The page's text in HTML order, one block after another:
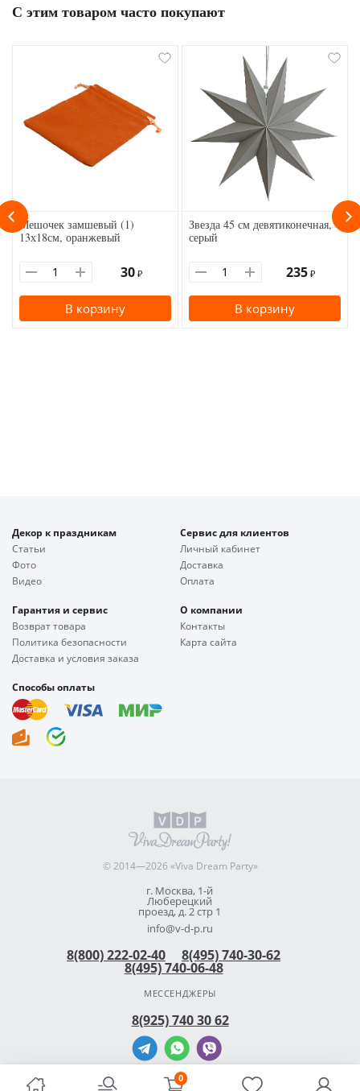
0
С этим товаром часто покупают
Мешочек замшевый (1)
13х18см, оранжевый
30 ₽
В корзину
Звезда 45 см девятиконечная,
серый
235 ₽
В корзину
Декор к праздникам
Статьи
Фото
Видео
Сервис для клиентов
Личный кабинет
Доставка
Оплата
Гарантия и сервис
Возврат товара
Политика безопасности
Доставка и условия заказа
О компании
Контакты
Карта сайта
Способы оплаты
© 2014—2026 «Viva Dream Party»
г. Москва, 1-й
Люберецкий
проезд, д. 2 стр 1
info@v-d-p.ru
8(800) 222-02-40 8(495) 740-30-62
8(495) 740-06-48
МЕССЕНДЖЕРЫ
8(925) 740 30 62